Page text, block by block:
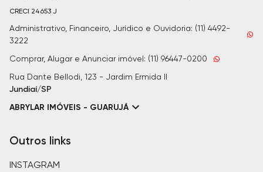
CRECI 24653 J
Administrativo, Financeiro, Jurídico e Ouvidoria: (11) 4492-
3222
Comprar, Alugar e Anunciar imóvel: (11) 96447-0200
Rua Dante Bellodi, 123 - Jardim Ermida II
Jundiaí/SP
ABRYLAR IMÓVEIS - GUARUJÁ
Outros links
INSTAGRAM